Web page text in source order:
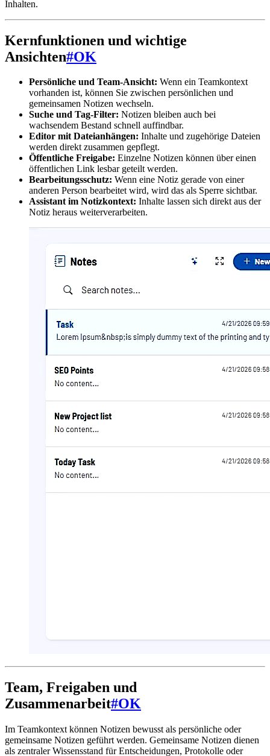
Inhalten.
Kernfunktionen und wichtige
Ansichten#OK
Persönliche und Team-Ansicht: Wenn ein Teamkontext
vorhanden ist, können Sie zwischen persönlichen und
gemeinsamen Notizen wechseln.
Suche und Tag-Filter: Notizen bleiben auch bei
wachsendem Bestand schnell auffindbar.
Editor mit Dateianhängen: Inhalte und zugehörige Dateien
werden direkt zusammen gepflegt.
Öffentliche Freigabe: Einzelne Notizen können über einen
öffentlichen Link lesbar geteilt werden.
Bearbeitungsschutz: Wenn eine Notiz gerade von einer
anderen Person bearbeitet wird, wird das als Sperre sichtbar.
Assistant im Notizkontext: Inhalte lassen sich direkt aus der
Notiz heraus weiterverarbeiten.
Team, Freigaben und
Zusammenarbeit#OK
Im Teamkontext können Notizen bewusst als persönliche oder
gemeinsame Notizen geführt werden. Gemeinsame Notizen dienen
als zentraler Wissensstand für Entscheidungen, Protokolle oder